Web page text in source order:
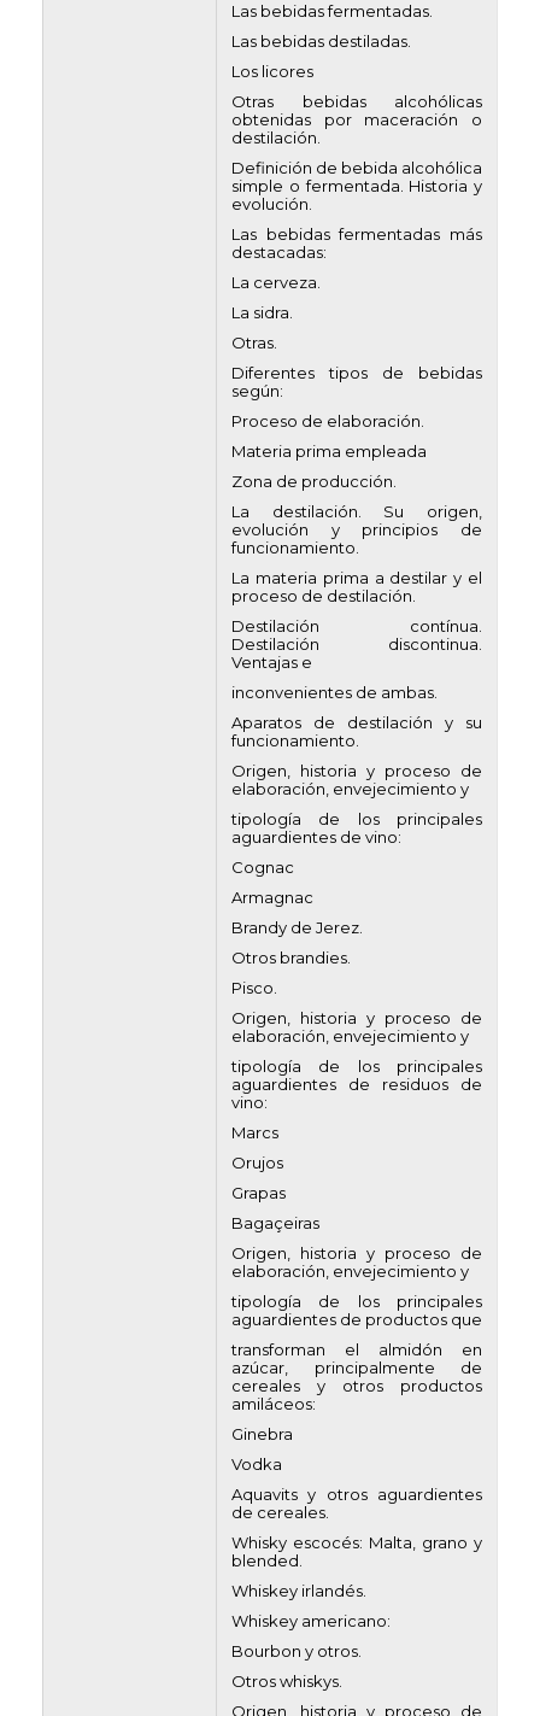
Las bebidas fermentadas.
Las bebidas destiladas.
Los licores
Otras bebidas alcohólicas
obtenidas por maceración o
destilación.
Definición de bebida alcohólica
simple o fermentada. Historia y
evolución.
Las bebidas fermentadas más
destacadas:
La cerveza.
La sidra.
Otras.
Diferentes tipos de bebidas
según:
Proceso de elaboración.
Materia prima empleada
Zona de producción.
La destilación. Su origen,
evolución y principios de
funcionamiento.
La materia prima a destilar y el
proceso de destilación.
Destilación contínua.
Destilación discontinua.
Ventajas e
inconvenientes de ambas.
Aparatos de destilación y su
funcionamiento.
Origen, historia y proceso de
elaboración, envejecimiento y
tipología de los principales
aguardientes de vino:
Cognac
Armagnac
Brandy de Jerez.
Otros brandies.
Pisco.
Origen, historia y proceso de
elaboración, envejecimiento y
tipología de los principales
aguardientes de residuos de
vino:
Marcs
Orujos
Grapas
Bagaçeiras
Origen, historia y proceso de
elaboración, envejecimiento y
tipología de los principales
aguardientes de productos que
transforman el almidón en
azúcar, principalmente de
cereales y otros productos
amiláceos:
Ginebra
Vodka
Aquavits y otros aguardientes
de cereales.
Whisky escocés: Malta, grano y
blended.
Whiskey irlandés.
Whiskey americano:
Bourbon y otros.
Otros whiskys.
Origen, historia y proceso de